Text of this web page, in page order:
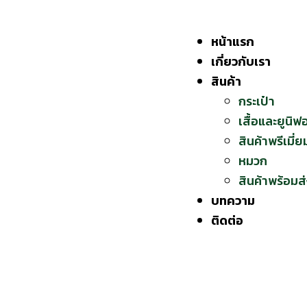
หน้าแรก
เกี่ยวกับเรา
สินค้า
กระเป๋า
เสื้อและยูนิฟ
สินค้าพรีเมี่ย
หมวก
สินค้าพร้อม
บทความ
ติดต่อ